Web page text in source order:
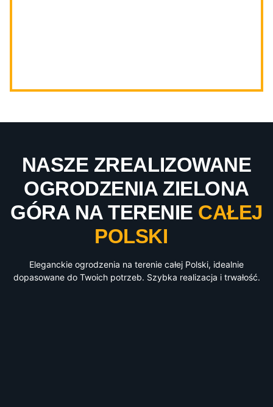
NASZE ZREALIZOWANE
OGRODZENIA ZIELONA
GÓRA NA TERENIE CAŁEJ
POLSKI
Eleganckie ogrodzenia na terenie całej Polski, idealnie
dopasowane do Twoich potrzeb. Szybka realizacja i trwałość.